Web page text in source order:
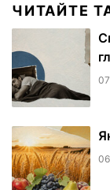
ЧИТАЙТЕ